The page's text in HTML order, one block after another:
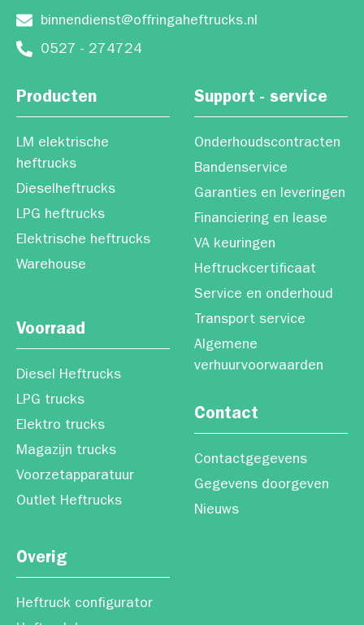
Producten
LM elektrische
heftrucks
Dieselheftrucks
LPG heftrucks
Elektrische heftrucks
Warehouse
Support - service
Onderhoudscontracten
Bandenservice
Garanties en leveringen
Financiering en lease
VA keuringen
Heftruckcertificaat
Service en onderhoud
Transport service
Algemene
verhuurvoorwaarden
Voorraad
Diesel Heftrucks
LPG trucks
Elektro trucks
Magazijn trucks
Voorzetapparatuur
Outlet Heftrucks
Contact
Contactgegevens
Gegevens doorgeven
Nieuws
Overig
Heftruck configurator
binnendienst@offringaheftrucks.nl
0527 - 274724